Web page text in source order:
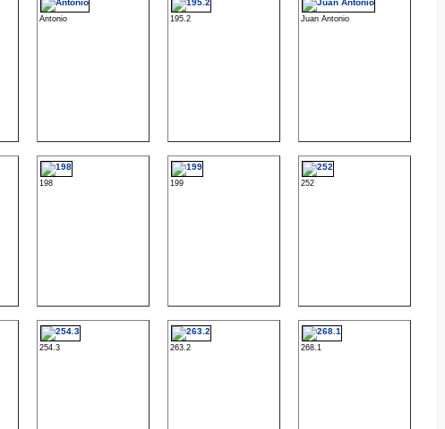
Antonio 195.2 Juan Antonio
198 199 252
254.3 263.2 268.1